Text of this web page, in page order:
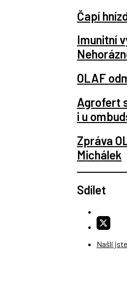
Čapí
Imunitní
OLAF
Agrofert
i u
Zpráva
Michálek
Sdílet
Našli